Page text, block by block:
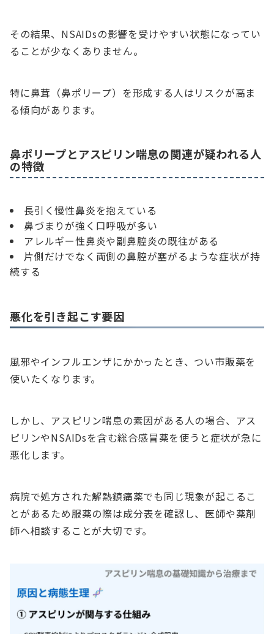
その結果、NSAIDsの影響を受けやすい状態になってい
ることが少なくありません。
特に鼻茸（鼻ポリープ）を形成する人はリスクが高ま
る傾向があります。
鼻ポリープとアスピリン喘息の関連が疑われる人
の特徴
長引く慢性鼻炎を抱えている
鼻づまりが強く口呼吸が多い
アレルギー性鼻炎や副鼻腔炎の既往がある
片側だけでなく両側の鼻腔が塞がるような症状が持
続する
悪化を引き起こす要因
風邪やインフルエンザにかかったとき、つい市販薬を
使いたくなります。
しかし、アスピリン喘息の素因がある人の場合、アス
ピリンやNSAIDsを含む総合感冒薬を使うと症状が急に
悪化します。
病院で処方された解熱鎮痛薬でも同じ現象が起こるこ
とがあるため服薬の際は成分表を確認し、医師や薬剤
師へ相談することが大切です。